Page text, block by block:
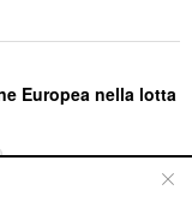
Europea nella lotta